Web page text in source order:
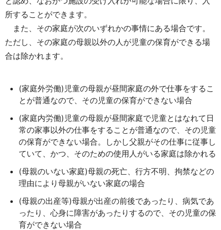
所することができます。
また、その家庭が次のいずれかの事情にある場合です。
ただし、その家庭の母親以外の人が児童の保育ができる場
合は除かれます。
(家庭外労働)児童の母親が昼間家庭の外で仕事をするこ
とが普通なので、その児童の保育ができない場合
(家庭内労働)児童の母親が昼間家庭で児童とはなれて日
常の家事以外の仕事をすることが普通なので、その児童
の保育ができない場合。しかし父親がその仕事に従事し
ていて、かつ、そのための使用人がいる家庭は除かれる
(母親のいない家庭)母親の死亡、行方不明、拘禁などの
理由により母親がいない家庭の場合
(母親の出産等)母親が出産の前後であったり、病気であ
ったり、心身に障害があったりするので、その児童の保
育ができない場合